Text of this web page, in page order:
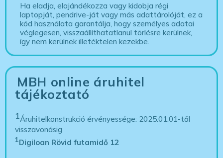
Ha eladja, elajándékozza vagy kidobja régi
laptopját, pendrive-ját vagy más adattárolóját, ez a
kód használata garantálja, hogy személyes adatai
véglegesen, visszaállíthatatlanul törlésre kerülnek,
így nem kerülnek illetéktelen kezekbe.
MBH online áruhitel
tájékoztató
1Áruhitelkonstrukció érvényessége: 2025.01.01-től
visszavonásig
1Digiloan Rövid futamidő 12